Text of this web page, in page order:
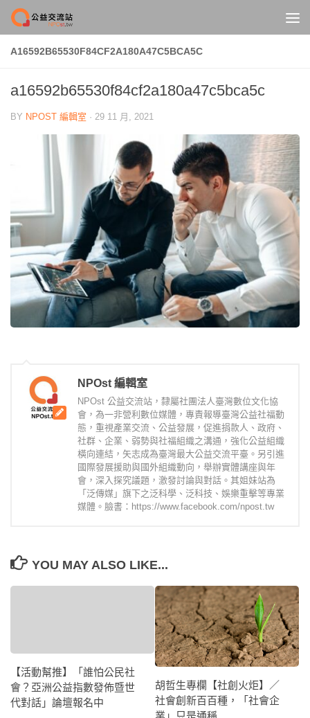
Skip to content
A16592B65530F84CF2A180A47C5BCA5C
a16592b65530f84cf2a180a47c5bca5c
BY NPOST 編輯室 · 29 11 月, 2021
NPOst 編輯室
NPOst 公益交流站，隸屬社團法人臺灣數位文化協
會，為一非營利數位媒體，專責報導臺灣公益社福動
態，重視產業交流、公益發展，促進捐款人、政府、
社群、企業、弱勢與社福組織之溝通，強化公益組織
橫向連結，矢志成為臺灣最大公益交流平臺。另引進
國際發展援助與國外組織動向，舉辦實體講座與年
會，深入探究議題，激發討論與對話。其姐妹站為
「泛傳媒」旗下之泛科學、泛科技、娛樂重擊等專業
媒體。臉書：https://www.facebook.com/npost.tw
YOU MAY ALSO LIKE...
【活動幫推】「誰怕公民社
會？亞洲公益指數發佈暨世
代對話」論壇報名中
胡哲生專欄【社創火炬】／
社會創新百百種，「社會企
業」只是通稱